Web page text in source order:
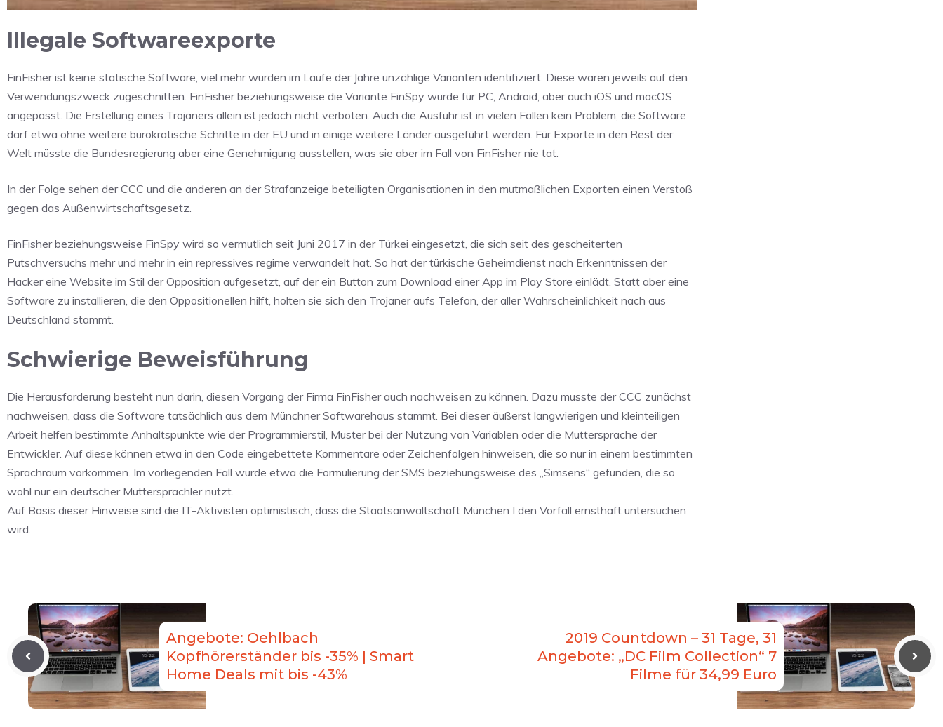
Illegale Softwareexporte
FinFisher ist keine statische Software, viel mehr wurden im Laufe der Jahre unzählige Varianten identifiziert. Diese waren jeweils auf den
Verwendungszweck zugeschnitten. FinFisher beziehungsweise die Variante FinSpy wurde für PC, Android, aber auch iOS und macOS
angepasst. Die Erstellung eines Trojaners allein ist jedoch nicht verboten. Auch die Ausfuhr ist in vielen Fällen kein Problem, die Software
darf etwa ohne weitere bürokratische Schritte in der EU und in einige weitere Länder ausgeführt werden. Für Exporte in den Rest der
Welt müsste die Bundesregierung aber eine Genehmigung ausstellen, was sie aber im Fall von FinFisher nie tat.
In der Folge sehen der CCC und die anderen an der Strafanzeige beteiligten Organisationen in den mutmaßlichen Exporten einen Verstoß
gegen das Außenwirtschaftsgesetz.
FinFisher beziehungsweise FinSpy wird so vermutlich seit Juni 2017 in der Türkei eingesetzt, die sich seit des gescheiterten
Putschversuchs mehr und mehr in ein repressives regime verwandelt hat. So hat der türkische Geheimdienst nach Erkenntnissen der
Hacker eine Website im Stil der Opposition aufgesetzt, auf der ein Button zum Download einer App im Play Store einlädt. Statt aber eine
Software zu installieren, die den Oppositionellen hilft, holten sie sich den Trojaner aufs Telefon, der aller Wahrscheinlichkeit nach aus
Deutschland stammt.
Schwierige Beweisführung
Die Herausforderung besteht nun darin, diesen Vorgang der Firma FinFisher auch nachweisen zu können. Dazu musste der CCC zunächst
nachweisen, dass die Software tatsächlich aus dem Münchner Softwarehaus stammt. Bei dieser äußerst langwierigen und kleinteiligen
Arbeit helfen bestimmte Anhaltspunkte wie der Programmierstil, Muster bei der Nutzung von Variablen oder die Muttersprache der
Entwickler. Auf diese können etwa in den Code eingebettete Kommentare oder Zeichenfolgen hinweisen, die so nur in einem bestimmten
Sprachraum vorkommen. Im vorliegenden Fall wurde etwa die Formulierung der SMS beziehungsweise des „Simsens“ gefunden, die so
wohl nur ein deutscher Muttersprachler nutzt.
Auf Basis dieser Hinweise sind die IT-Aktivisten optimistisch, dass die Staatsanwaltschaft München I den Vorfall ernsthaft untersuchen
wird.
Angebote: Oehlbach
Kopfhörerständer bis -35% | Smart
Home Deals mit bis -43%
2019 Countdown – 31 Tage, 31
Angebote: „DC Film Collection“ 7
Filme für 34,99 Euro